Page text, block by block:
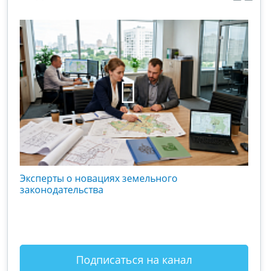
Эксперты о новациях земельного
законодательства
Подписаться на канал